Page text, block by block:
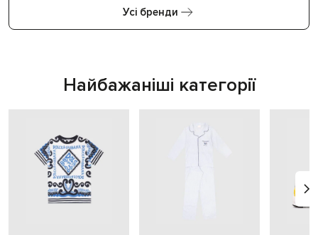
Усі бренди
Найбажаніші категорії